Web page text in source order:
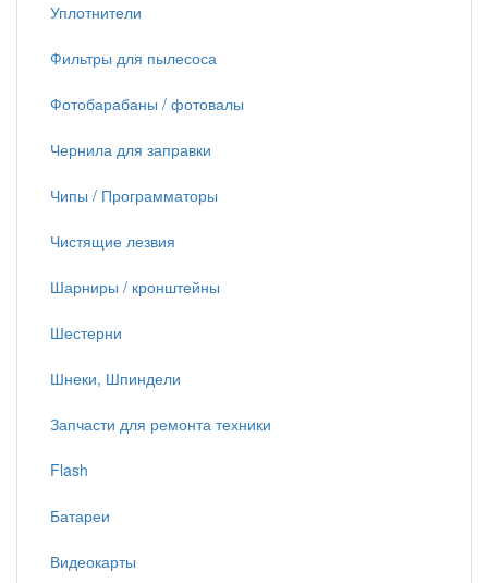
Уплотнители
Фильтры для пылесоса
Фотобарабаны / фотовалы
Чернила для заправки
Чипы / Программаторы
Чистящие лезвия
Шарниры / кронштейны
Шестерни
Шнеки, Шпиндели
Запчасти для ремонта техники
Flash
Батареи
Видеокарты